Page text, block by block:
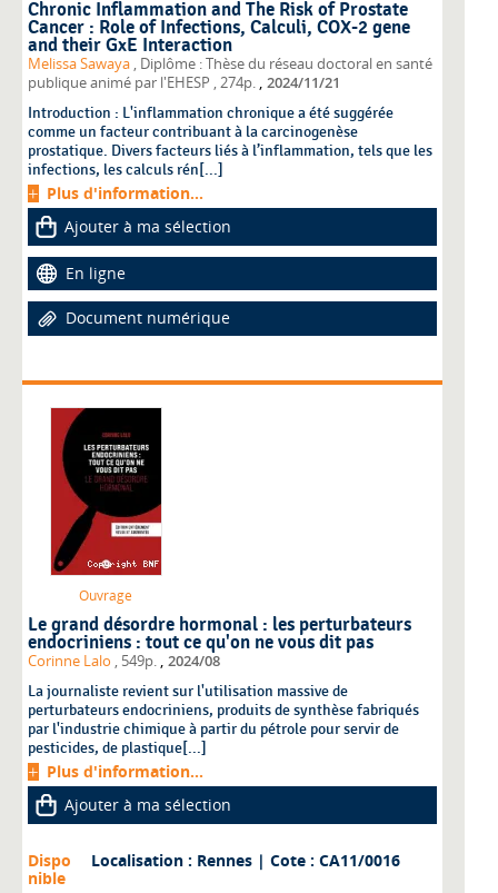
Chronic Inflammation and The Risk of Prostate
Cancer : Role of Infections, Calculi, COX-2 gene
and their GxE Interaction
Melissa Sawaya , Diplôme : Thèse du réseau doctoral en santé
publique animé par l'EHESP , 274p. , 2024/11/21
Introduction : L'inflammation chronique a été suggérée
comme un facteur contribuant à la carcinogenèse
prostatique. Divers facteurs liés à l’inflammation, tels que les
infections, les calculs rén[...]
Plus d'information...
Ajouter à ma sélection
En ligne
Document numérique
Ouvrage
Le grand désordre hormonal : les perturbateurs
endocriniens : tout ce qu'on ne vous dit pas
Corinne Lalo , 549p. 2024/08
La journaliste revient sur l'utilisation massive de
perturbateurs endocriniens, produits de synthèse fabriqués
par l'industrie chimique à partir du pétrole pour servir de
pesticides, de plastique[...]
Plus d'information...
Ajouter à ma sélection
Dispo
nible
Localisation : Rennes | Cote : CA11/0016